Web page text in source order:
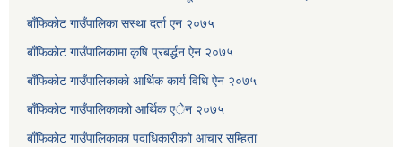
बाँफिकोट गाउँपालिका सस्था दर्ता एन २०७५
बाँफिकोट गाउँपालिकामा कृषि प्रबर्द्धन ऐन २०७५
बाँफिकोट गाउँपालिकाकाे आर्थिक कार्य विधि ऐन २०७५
बाँफिकोट गाउँपालिकाकाो आर्थिक एेन २०७५
बाँफिकोट गाउँपालिकाका पदाधिकारीकाो आचार सम्हिता